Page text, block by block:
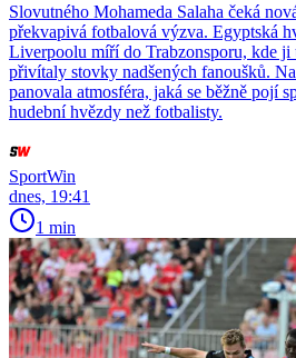
Slovutného Mohameda Salaha čeká
překvapivá fotbalová výzva. Egyptská
Liverpoolu míří do Trabzonsporu, kde ji
přivítaly stovky nadšených fanoušků.
panovala atmosféra, jaká se běžně pojí
hudební hvězdy než fotbalisty.
SportWin
dnes, 19:41
1 min